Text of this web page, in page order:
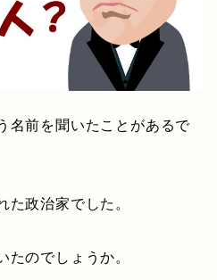
名前を聞いたことがあるで
た政治家でした。
たのでしょうか。